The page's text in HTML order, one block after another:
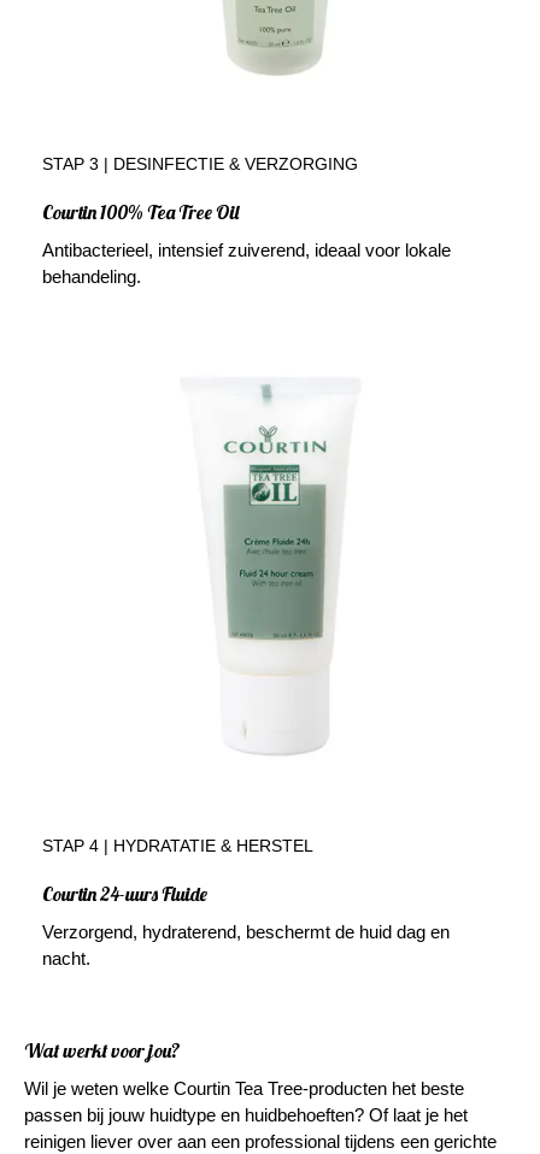
STAP 3 | DESINFECTIE & VERZORGING
Courtin 100% Tea Tree Oil
Antibacterieel, intensief zuiverend, ideaal voor lokale
behandeling.
STAP 4 | HYDRATATIE & HERSTEL
Courtin 24-uurs Fluide
Verzorgend, hydraterend, beschermt de huid dag en
nacht.
Wat werkt voor jou?
Wil je weten welke Courtin Tea Tree-producten het beste
passen bij jouw huidtype en huidbehoeften? Of laat je het
reinigen liever over aan een professional tijdens een gerichte